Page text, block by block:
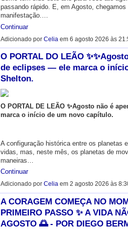
passando rápido. E, em Agosto,
manifestação.…
Continuar
Adicionado por Celia em 6 agosto 2026 às
O PORTAL DO LEÃO
de eclipses — ele marca o
Shelton‎.
O PORTAL DE LEÃO ✨Agosto não é
marca o início de um novo capítulo.
A configuração histórica entre os planetas
vidas, mas, neste mês, os planetas de
maneiras…
Continuar
Adicionado por Celiaem 2 agosto 2026 às
A CORAGEM COMEÇA NO
PRIMEIRO PASSO ✨ A VIDA
AGOSTO 🌅 - POR DIEGO